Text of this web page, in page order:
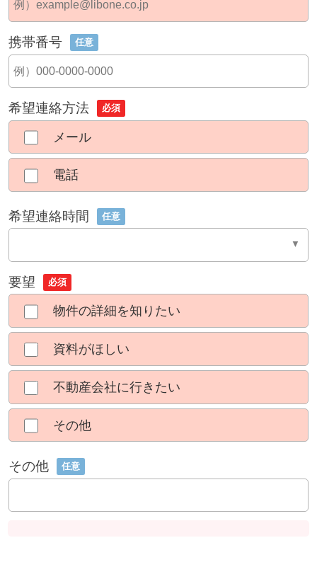
携帯番号 任意
希望連絡方法 必須
メール
電話
希望連絡時間 任意
要望 必須
物件の詳細を知りたい
資料がほしい
不動産会社に行きたい
その他
その他 任意